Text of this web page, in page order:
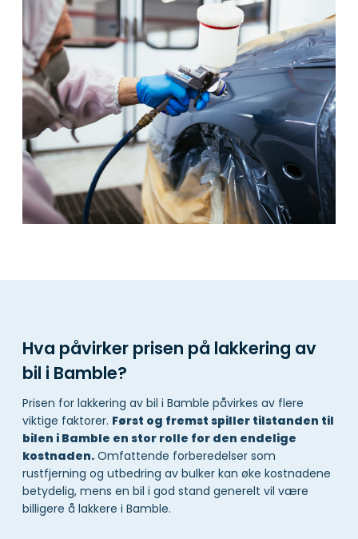
Hva påvirker prisen på lakkering av
bil i Bamble?
Prisen for lakkering av bil i Bamble påvirkes av flere
viktige faktorer. Først og fremst spiller tilstanden til
bilen i Bamble en stor rolle for den endelige
kostnaden. Omfattende forberedelser som
rustfjerning og utbedring av bulker kan øke kostnadene
betydelig, mens en bil i god stand generelt vil være
billigere å lakkere i Bamble.